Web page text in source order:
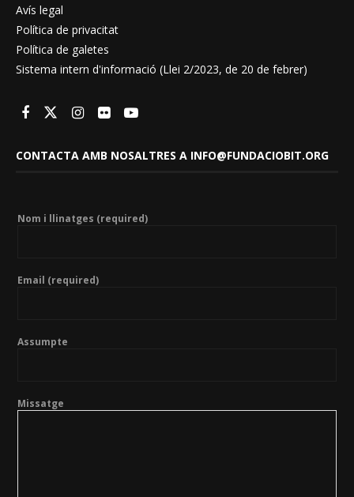
Avís legal
Política de privacitat
Política de galetes
Sistema intern d'informació (Llei 2/2023, de 20 de febrer)
CONTACTA AMB NOSALTRES A INFO@FUNDACIOBIT.ORG
Nom i llinatges (required)
Email (required)
Assumpte
Missatge